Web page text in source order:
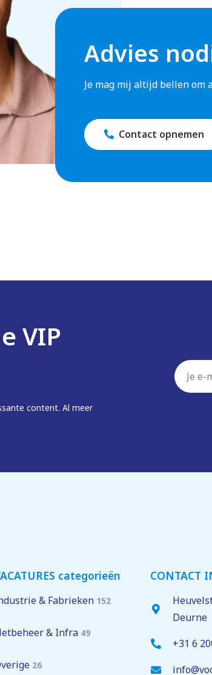
Dan kun je bij ons je opleidingen volgen via
voor elkaar klaar en komen we regelmatig
je op tijd naar huis en houden het aantal
we benieuwd naar jouw verhaal.
Advies
Je mag mij altijd bellen om
Contact opnemen
VIP
content. Al meer
E-
categorieën
& Fabrieken 152
& Infra 49
26
CONTACT
Deurne
+31 6